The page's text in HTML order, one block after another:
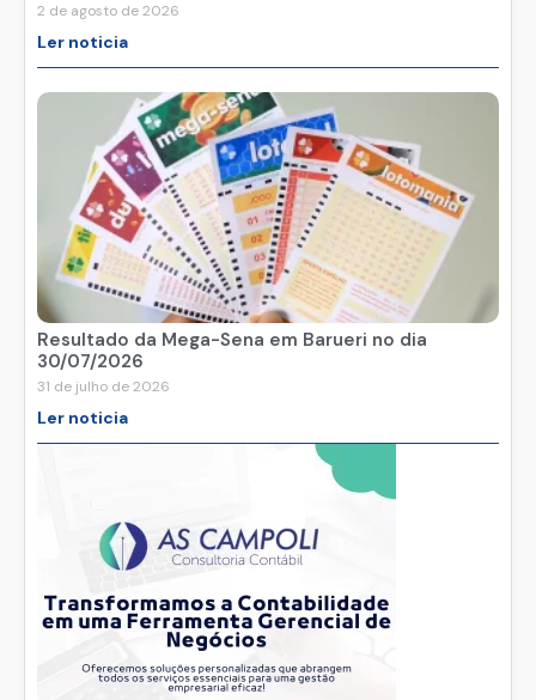
2 de agosto de 2026
Ler noticia
Resultado da Mega-Sena em Barueri no dia
30/07/2026
31 de julho de 2026
Ler noticia